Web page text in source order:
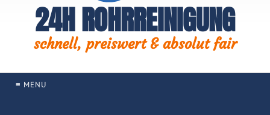
24H ROHRREINIGUNG
schnell, preiswert & absolut fair
≡ MENU